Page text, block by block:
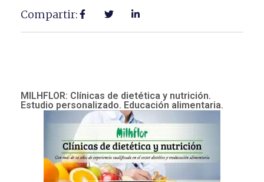
Compartir:
MILHFLOR: Clínicas de dietética y nutrición.
Estudio personalizado. Educación alimentaria.